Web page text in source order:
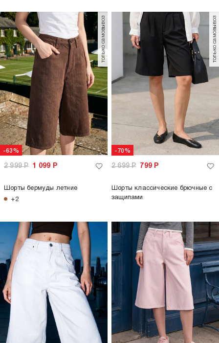
-63%
только самовывоз
2 999Р 1 099 Р
Шорты бермуды летние
+2
-70%
только самовывоз
2 699Р 799 Р
Шорты классические брючные с
защипами